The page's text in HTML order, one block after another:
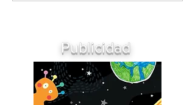
Publicidad